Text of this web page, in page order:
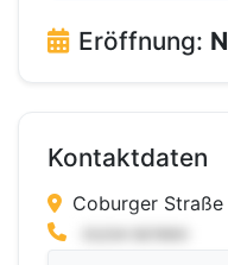
Eröffnung:
Kontaktdaten
Coburger